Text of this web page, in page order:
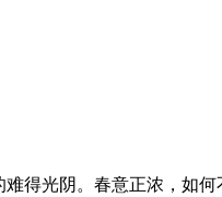
得光阴。春意正浓，如